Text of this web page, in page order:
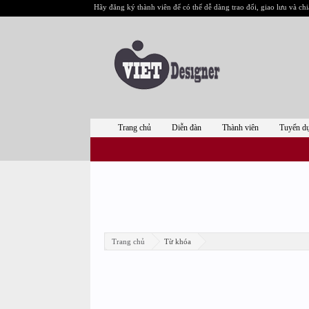
Hãy đăng ký thành viên để có thể dễ dàng trao đổi, giao lưu và
Trang chủ Từ khóa
Trang chủ Diễn đàn Thành viên Tuyển